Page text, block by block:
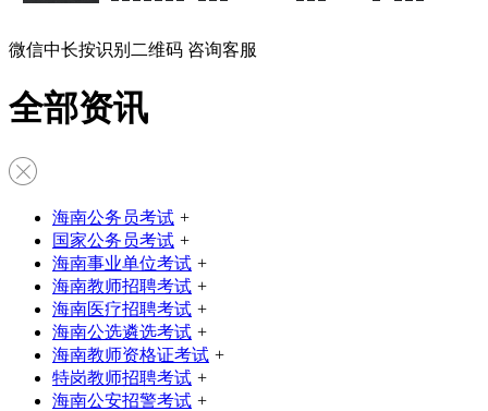
微信中长按识别二维码 咨询客服
全部资讯
海南公务员考试 +
国家公务员考试 +
海南事业单位考试 +
海南教师招聘考试 +
海南医疗招聘考试 +
海南公选遴选考试 +
海南教师资格证考试 +
特岗教师招聘考试 +
海南公安招警考试 +